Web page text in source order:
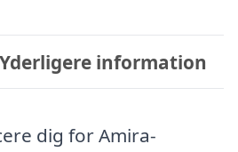
Yderligere information
dig for Amira-